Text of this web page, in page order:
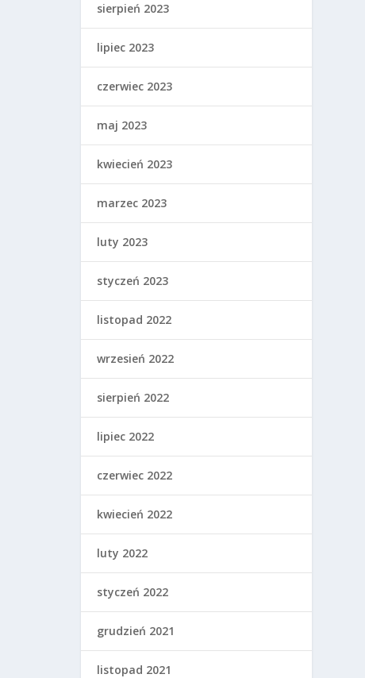
sierpień 2023
lipiec 2023
czerwiec 2023
maj 2023
kwiecień 2023
marzec 2023
luty 2023
styczeń 2023
listopad 2022
wrzesień 2022
sierpień 2022
lipiec 2022
czerwiec 2022
kwiecień 2022
luty 2022
styczeń 2022
grudzień 2021
listopad 2021